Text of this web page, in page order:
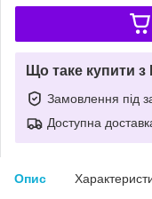
Що таке купити
Замовлення під
Доступна
Опис